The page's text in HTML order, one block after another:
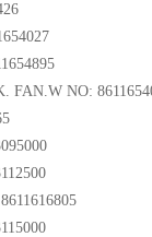
FAN.W NO: